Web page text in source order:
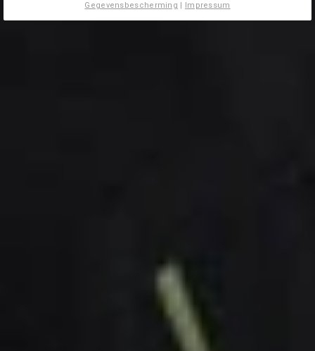
Gegevensbescherming | Impressum